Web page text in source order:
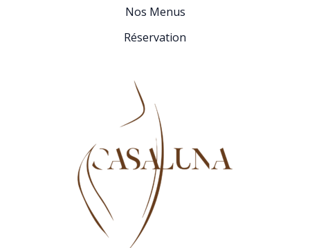
Nos Menus
Réservation